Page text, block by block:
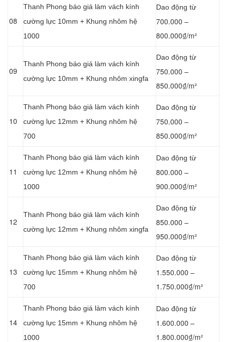
08
Thanh Phong báo giá làm vách kính
cường lực 10mm + Khung nhôm hệ
1000
Dao động từ
700.000 –
800.000₫/m²
09
Thanh Phong báo giá làm vách kính
cường lực 10mm + Khung nhôm xingfa
Dao động từ
750.000 –
850.000₫/m²
10
Thanh Phong báo giá làm vách kính
cường lực 12mm + Khung nhôm hệ
700
Dao động từ
750.000 –
850.000₫/m²
11
Thanh Phong báo giá làm vách kính
cường lực 12mm + Khung nhôm hệ
1000
Dao động từ
800.000 –
900.000₫/m²
12
Thanh Phong báo giá làm vách kính
cường lực 12mm + Khung nhôm xingfa
Dao động từ
850.000 –
950.000₫/m²
13
Thanh Phong báo giá làm vách kính
cường lực 15mm + Khung nhôm hệ
700
Dao động từ
1.550.000 –
1.750.000₫/m²
14
Thanh Phong báo giá làm vách kính
cường lực 15mm + Khung nhôm hệ
1000
Dao động từ
1.600.000 –
1.800.000₫/m²